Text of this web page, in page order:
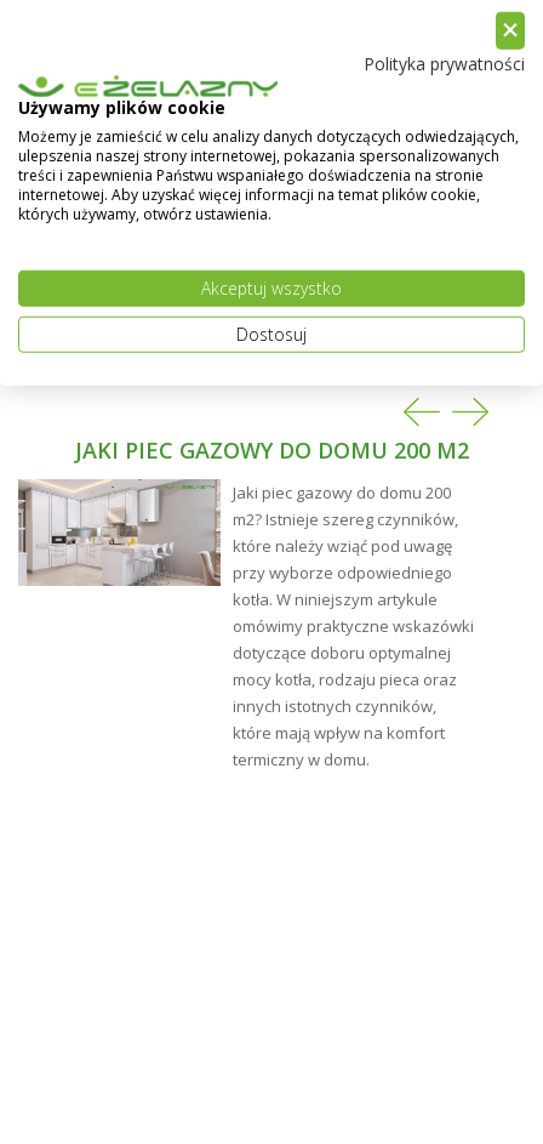
- Zbiornik wewnętrzny wykonany ze specjalnej grubej
blachy stalowej pokrytej warstwą szklistej emalii
tytanowej
- Dodatkowe aktywne zabezpieczenie antykorozyjne -
- Niezwykle efektywna izolacja zbiornika wykonana z
gęstej pianki poliuretanowej - eliminuje straty ciepła
- Zewnętrzna regulacja temperatury w zakresie 40 do
- Termometr
- Zabezpieczenie przed nadmiernym wzrostem
temperatury
- Zabezpieczenie przed zanikiem ciągu kominowego -
sonda spalin
- Uniwersalny palnik ze stali nierdzewnej
- Urządzenie fabrycznie przystosowane do spalania
gazu GZ 50, możliwość dostosowania do spalania
gazu GZ 35 lub gazu płynnego
- Urządzenie zapalane na " świeczkę"
JAKI PIEC GAZOWY DO DOMU 200 M2
Jaki piec gazowy do domu 200
m2? Istnieje szereg czynników,
które należy wziąć pod uwagę
przy wyborze odpowiedniego
kotła. W niniejszym artykule
omówimy praktyczne wskazówki
dotyczące doboru optymalnej
mocy kotła, rodzaju pieca oraz
innych istotnych czynników,
które mają wpływ na komfort
termiczny w domu.
Polityka prywatności
Używamy plików cookie
Możemy je zamieścić w celu analizy danych dotyczących odwiedzających,
ulepszenia naszej strony internetowej, pokazania spersonalizowanych
treści i zapewnienia Państwu wspaniałego doświadczenia na stronie
internetowej. Aby uzyskać więcej informacji na temat plików cookie,
których używamy, otwórz ustawienia.
Akceptuj wszystko
Dostosuj